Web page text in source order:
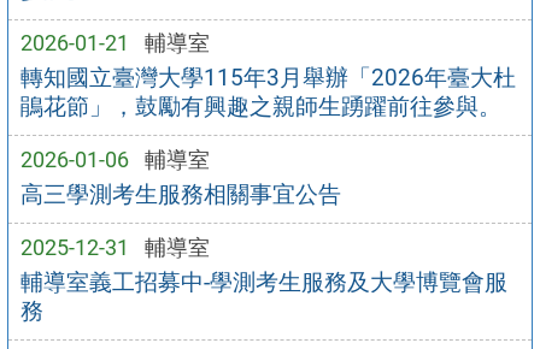
2026-01-21 輔導室
轉知國立臺灣大學115年3月舉辦「2026年臺大杜
鵑花節」，鼓勵有興趣之親師生踴躍前往參與。
2026-01-06 輔導室
高三學測考生服務相關事宜公告
2025-12-31 輔導室
輔導室義工招募中-學測考生服務及大學博覽會服
務